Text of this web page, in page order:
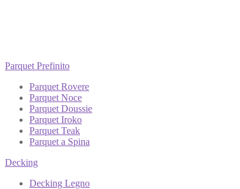
Parquet Prefinito
Parquet Rovere
Parquet Noce
Parquet Doussie
Parquet Iroko
Parquet Teak
Parquet a Spina
Decking
Decking Legno